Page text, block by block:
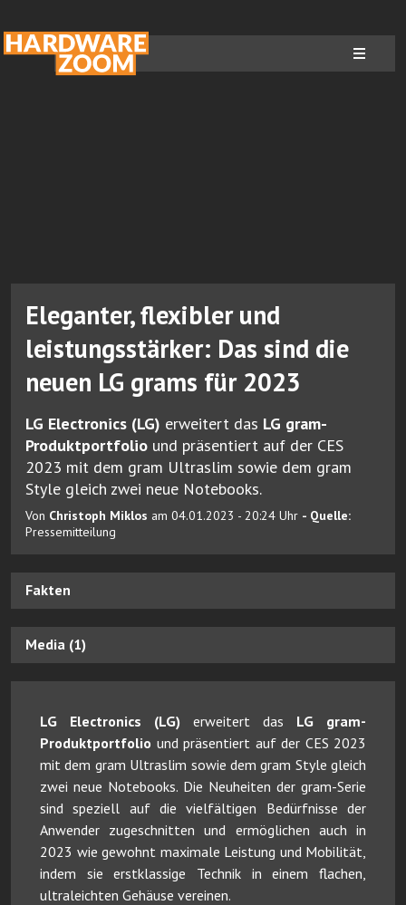
Eleganter, flexibler und
leistungsstärker: Das sind die
neuen LG grams für 2023
LG Electronics (LG) erweitert das LG gram-
Produktportfolio und präsentiert auf der CES
2023 mit dem gram Ultraslim sowie dem gram
Style gleich zwei neue Notebooks.
Von Christoph Miklos am 04.01.2023 - 20:24 Uhr - Quelle:
Pressemitteilung
Fakten
Media (1)
LG Electronics (LG) erweitert das LG gram-
Produktportfolio und präsentiert auf der CES 2023
mit dem gram Ultraslim sowie dem gram Style gleich
zwei neue Notebooks. Die Neuheiten der gram-Serie
sind speziell auf die vielfältigen Bedürfnisse der
Anwender zugeschnitten und ermöglichen auch in
2023 wie gewohnt maximale Leistung und Mobilität,
indem sie erstklassige Technik in einem flachen,
ultraleichten Gehäuse vereinen.